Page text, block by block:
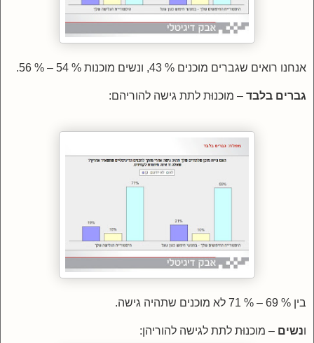
אנחנו רואים שגברים מוכנים % 43, ונשים מוכנות % 54 – % 56.
גברים בלבד – מוכנוּת לתת גישה להוריהם:
בין % 69 – % 71 לא מוכנים שתהיה גישה.
ונשים – מוכנוּת לתת לגישה להוריהן: